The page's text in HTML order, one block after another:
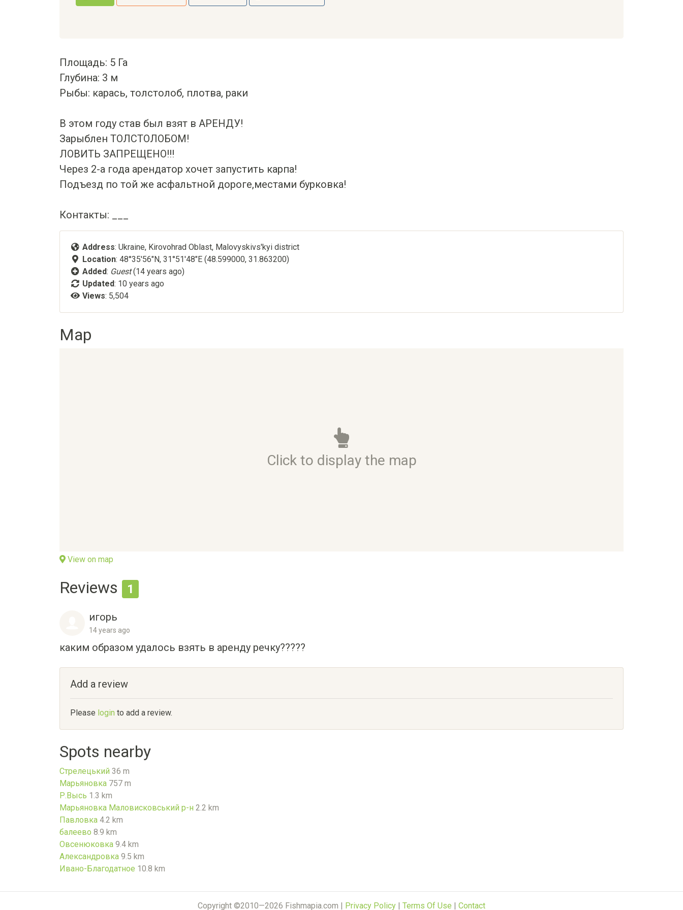
Площадь: 5 Га
Глубина: 3 м
Рыбы: карась, толстолоб, плотва, раки
В этом году став был взят в АРЕНДУ!
Зарыблен ТОЛСТОЛОБОМ!
ЛОВИТЬ ЗАПРЕЩЕНО!!!
Через 2-а года арендатор хочет запустить карпа!
Подъезд по той же асфальтной дороге,местами бурковка!
Контакты: ___
Address: Ukraine, Kirovohrad Oblast, Malovyskivs'kyi district
Location: 48°35'56"N, 31°51'48"E (48.599000, 31.863200)
Added: Guest(14 years ago)
Updated: 10 years ago
Views: 5,504
Map
Click to display the map
View on map
Reviews 1
игорь
14 years ago
каким образом удалось взять в аренду речку?????
Add a review
Please login to add a review.
Spots nearby
Стрелецький 36 m
Марьяновка 757 m
Р.Высь 1.3 km
Марьяновка Маловисковський р-н 2.2 km
Павловка 4.2 km
балеево 8.9 km
Овсенюковка 9.4 km
Александровка 9.5 km
Ивано-Благодатное 10.8 km
Copyright ©2010—2026 Fishmapia.com | Privacy Policy | Terms Of Use | Contact